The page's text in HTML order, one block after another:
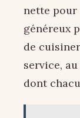
nette pour
généreux
de
service,
dont